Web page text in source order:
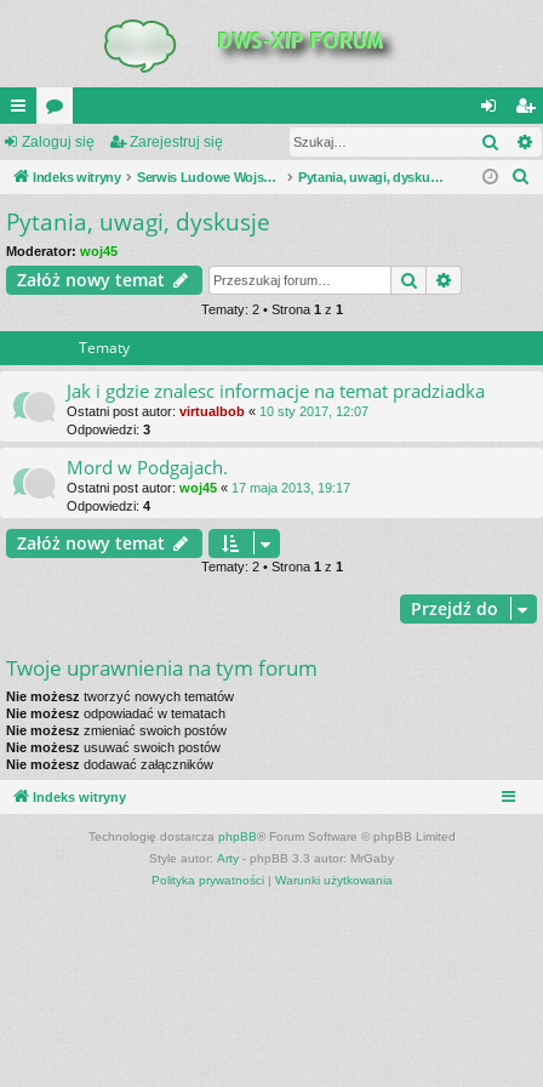
UI
C
K
_L
IN
or
a
al
og
ar
ej
Zaloguj się Zarejestruj się
Indeks witryny Serwis Ludowe Wojsko Polskie Pytania, uwagi, dyskusje
Pytania, uwagi, dyskusje
Moderator: woj45
Załóż nowy temat Szukaj
Tematy: 2 • Strona 1 z 1
Tematy
Jak i gdzie znalesc informacje na temat pradziadka
Ostatni post autor: virtualbob « 10 sty 2017, 12:07
Odpowiedzi: 3
Mord w Podgajach.
Ostatni post autor: woj45 « 17 maja 2013, 19:17
Odpowiedzi: 4
Załóż nowy temat
Tematy: 2 • Strona 1z 1
Przejdź do
Twoje uprawnienia na tym forum
Nie możesz tworzyć nowych tematów
Nie możesz odpowiadać w tematach
Nie możesz zmieniać swoich postów
Nie możesz usuwać swoich postów
Nie możesz dodawać załączników
Indeks witryny
Technologię dostarcza phpBB® Forum Software © phpBB Limited
Style autor: Arty - phpBB 3.3 autor: MrGaby
Polityka prywatności| Warunki użytkowania